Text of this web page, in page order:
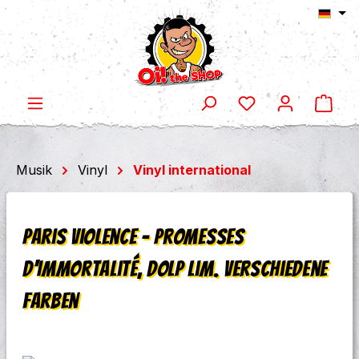
Zum Hauptinhalt springen
Musik Vinyl Vinyl international
Paris Violence - Promesses
D'Immortalité, DoLP lim. verschiedene
Farben